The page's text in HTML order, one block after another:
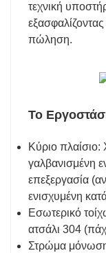
τεχνική
πώληση.
Το
Κύριο
γαλβανισμένη
επεξεργασία
ενισχυμένη
Εσωτερικό
ατσάλι 304
Στρώμα